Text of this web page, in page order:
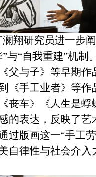
澜翔研究员进一步
与“自我重建”机制
父与子》等早期
《手工业者》等作
丧车》《人生是蜉
的表达，反映了艺
过版画这一“手工
自律性与社会介入